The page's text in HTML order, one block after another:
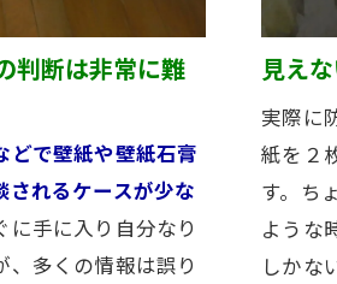
判断は非常に難
どで壁紙や壁紙石膏
れるケースが少な
手に入り自分なり
多くの情報は誤り
見え
実際に
紙を２
す。ち
ような
しかな